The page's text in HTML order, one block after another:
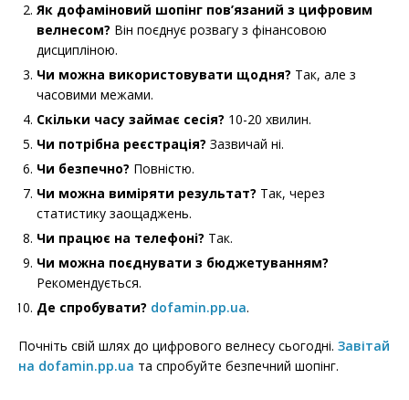
Як дофаміновий шопінг пов’язаний з цифровим
велнесом? Він поєднує розвагу з фінансовою
дисципліною.
Чи можна використовувати щодня? Так, але з
часовими межами.
Скільки часу займає сесія? 10-20 хвилин.
Чи потрібна реєстрація? Зазвичай ні.
Чи безпечно? Повністю.
Чи можна виміряти результат? Так, через
статистику заощаджень.
Чи працює на телефоні? Так.
Чи можна поєднувати з бюджетуванням?
Рекомендується.
Де спробувати? dofamin.pp.ua.
Почніть свій шлях до цифрового велнесу сьогодні. Завітай
на dofamin.pp.ua та спробуйте безпечний шопінг.